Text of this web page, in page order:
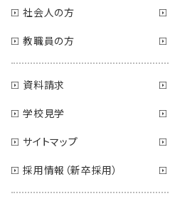
社会人の方
教職員の方
資料請求
学校見学
サイトマップ
採用情報（新卒採用）